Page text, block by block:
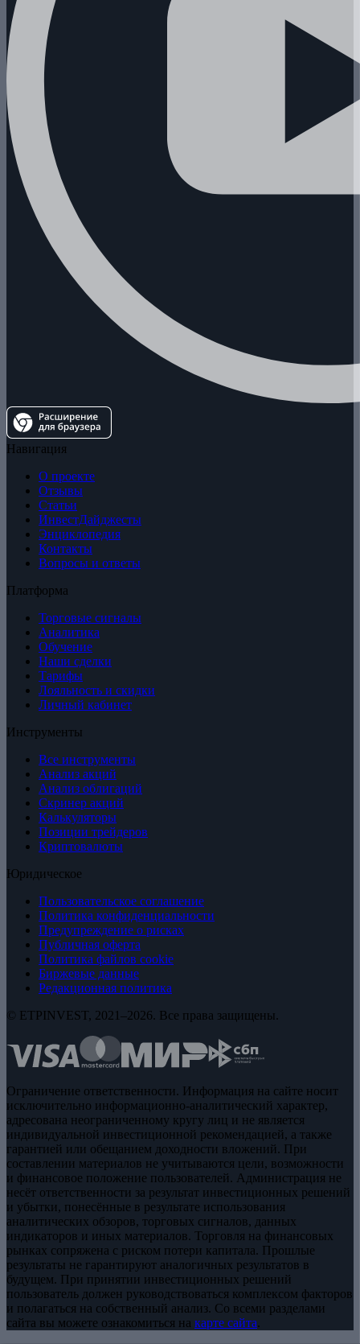
Навигация
О проекте
Отзывы
Статьи
ИнвестДайджесты
Энциклопедия
Контакты
Вопросы и ответы
Платформа
Торговые сигналы
Аналитика
Обучение
Наши сделки
Тарифы
Лояльность и скидки
Личный кабинет
Инструменты
Все инструменты
Анализ акций
Анализ облигаций
Скринер акций
Калькуляторы
Позиции трейдеров
Криптовалюты
Юридическое
Пользовательское соглашение
Политика конфиденциальности
Предупреждение о рисках
Публичная оферта
Политика файлов cookie
Биржевые данные
Редакционная политика
© ETPINVEST, 2021–2026. Все права защищены.
Ограничение ответственности. Информация на сайте носит
исключительно информационно-аналитический характер,
адресована неограниченному кругу лиц и не является
индивидуальной инвестиционной рекомендацией, а также
гарантией или обещанием доходности вложений. При
составлении материалов не учитываются цели, возможности
и финансовое положение пользователей. Администрация не
несёт ответственности за результат инвестиционных решений
и убытки, понесённые в результате использования
аналитических обзоров, торговых сигналов, данных
индикаторов и иных материалов. Торговля на финансовых
рынках сопряжена с риском потери капитала. Прошлые
результаты не гарантируют аналогичных результатов в
будущем. При принятии инвестиционных решений
пользователь должен руководствоваться комплексом факторов
и полагаться на собственный анализ. Со всеми разделами
сайта вы можете ознакомиться на карте сайта.